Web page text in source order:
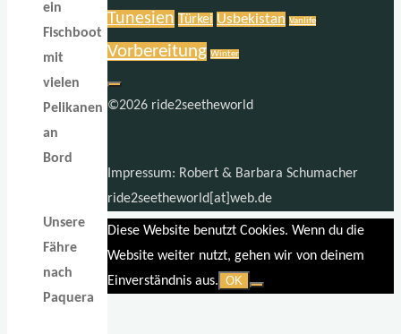
ein
Fischboot
mit
vielen
Pelikanen
an
Bord
Unsere
Fähre
nach
Paquera
Tunesien
Türkei Usbekistan Vanlife
Vorbereitung Winter
©2026 ride2seetheworld
Impressum: Robert & Barbara Schumacher
ride2seetheworld[at]web.de
Diese Website benutzt Cookies. Wenn du die
Website weiter nutzt, gehen wir von deinem
Einverständnis aus. OK